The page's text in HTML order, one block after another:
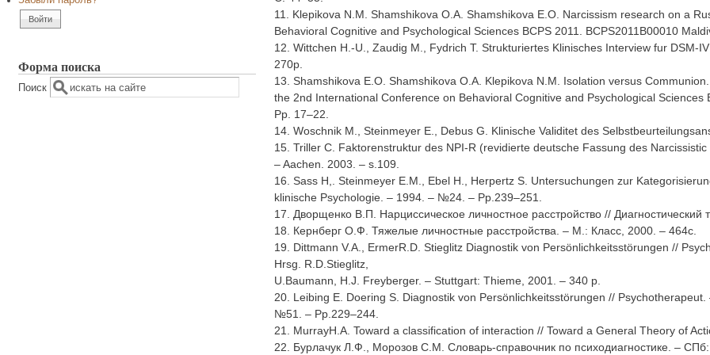
Форма поиска
Поиск
11. Klepikova N.M. Shamshikova O.A. Shamshikova E.O. Narcissism research on a
Behavioral Cognitive and Psychological Sciences BCPS 2011. BCPS2011B00010
12. Wittchen H.-U., Zaudig M., Fydrich T. Strukturiertes Klinisches Interview fur DSM-
270р.
13. Shamshikova E.O. Shamshikova O.A. Klepikova N.M. Isolation versus
the 2nd International Conference on Behavioral Cognitive and Psychological
Pр. 17–22.
14. Woschnik M., Steinmeyer E., Debus G. Klinische Validitet des
15. Triller C. Faktorenstruktur des NPI-R (revidierte deutsche Fassung des
– Aachen. 2003. – s.109.
16. Sass H,. Steinmeyer E.M., Ebel H., Herpertz S. Untersuchungen zur
klinische Psychologie. – 1994. – №24. – Рр.239–251.
17. Дворщенко В.П. Нарциссическое личностное расстройство //
18. Кернберг О.Ф. Тяжелые личностные расстройства. – М.: Класс, 2000. – 464с.
19. Dittmann V.A., ErmerR.D. Stieglitz Diagnostik von Persönlichkeitsstörungen //
Hrsg. R.D.Stieglitz,
U.Baumann, H.J. Freyberger. – Stuttgart: Thieme, 2001. – 340 р.
20. Leibing E. Doering S. Diagnostik von Persönlichkeitsstörungen // Psychotherapeut.
№51. – Рр.229–244.
21. MurrayH.A. Toward a classification of interaction // Toward a General Theory of
22. Бурлачук Л.Ф., Морозов С.М. Словарь-справочник по психодиагностике. –